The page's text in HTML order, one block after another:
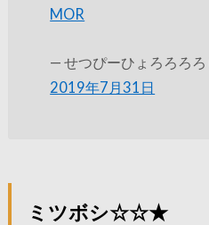
MOR
— せつぴーひょろろろ
2019年7月31日
ミツボシ☆☆★